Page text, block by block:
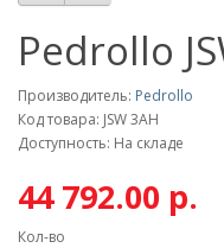
Pedrollo
Производитель: Pedrollo
Код товара: JSW 3АH
Доступность: На складе
44 792.00 р.
Кол-во